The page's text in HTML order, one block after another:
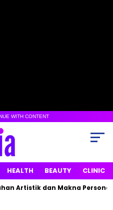
WITH CONTENT
HEALTH BEAUTY CLINIC
Artistik dan Makna Personal